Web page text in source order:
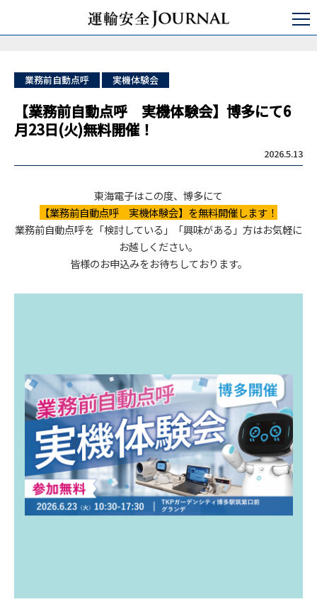
点呼
自動点呼
【業務前自動点呼 実機体験会】博多にて6月23日(火)無料開催！
業務前自動点呼 実機体験会
【業務前自動点呼 実機体験会】博多にて6
月23日(火)無料開催！
2026.5.13
東海電子はこの度、博多にて
【業務前自動点呼 実機体験会】を無料開催します！
業務前自動点呼を「検討している」「興味がある」方はお気軽に
お越しください。
皆様のお申込みをお待ちしております。